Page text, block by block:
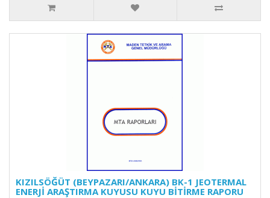
KIZILSÖĞÜT (BEYPAZARI/ANKARA) BK-1 JEOTERMAL
ENERJİ ARAŞTIRMA KUYUSU KUYU BİTİRME RAPORU